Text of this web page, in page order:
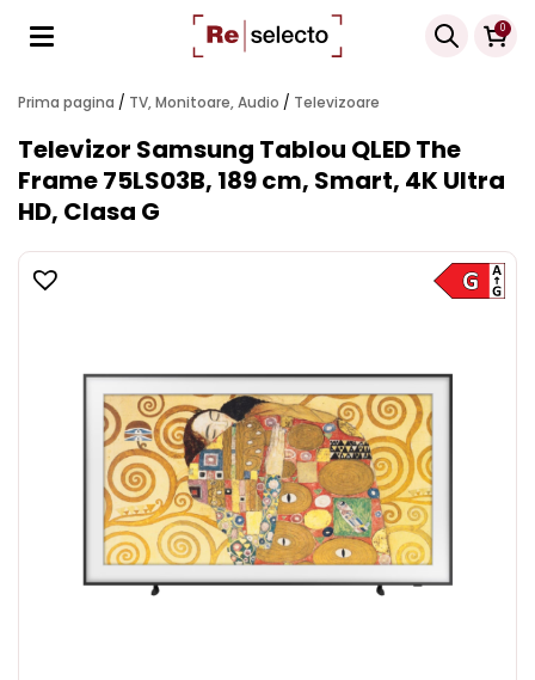
0
Products
search
Prima pagina / TV, Monitoare, Audio / Televizoare
Televizor Samsung Tablou QLED The
Frame 75LS03B, 189 cm, Smart, 4K Ultra
HD, Clasa G